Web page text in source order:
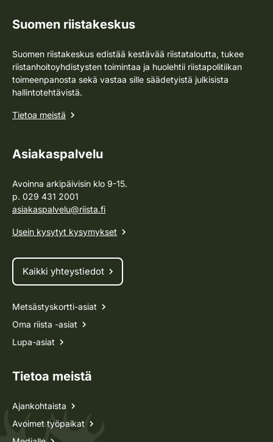
Suomen riistakeskus
Suomen riistakeskus edistää kestävää riistataloutta, tukee
riistanhoitoyhdistysten toimintaa ja huolehtii riistapolitiikan
toimeenpanosta sekä vastaa sille säädetyistä julkisista
hallintotehtävistä.
Tietoa meistä
Asiakaspalvelu
Avoinna arkipäivisin klo 9-15.
p. 029 431 2001
asiakaspalvelu@riista.fi
Usein kysytyt kysymykset
Kaikki yhteystiedot
Metsästyskortti-asiat
Oma riista -asiat
Lupa-asiat
Tietoa meistä
Ajankohtaista
Avoimet työpaikat